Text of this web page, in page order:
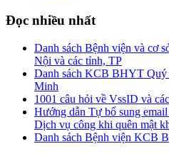
Đọc nhiều nhất
Danh sách Bệnh viện và cơ
Nội và các tỉnh, TP
Danh sách KCB BHYT Quý
Minh
1001 câu hỏi về VssID và
Hướng dẫn Tự bổ sung
Dịch vụ công khi quên mật
Danh sách Bệnh viện KCB